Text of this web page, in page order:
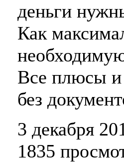
деньги
Как
Все плюсы
без
3 декабря
1835